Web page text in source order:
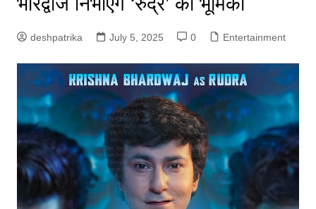
deshpatrika July 5, 2025 0 Entertainment